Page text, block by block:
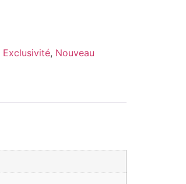
Exclusivité, Nouveau